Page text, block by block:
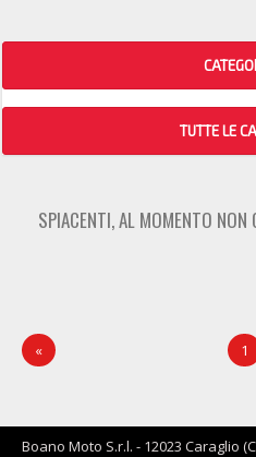
TUTTE LE
SPIACENTI, AL MOMENTO
« 1
Boano Moto S.r.l. - 12023 Caraglio